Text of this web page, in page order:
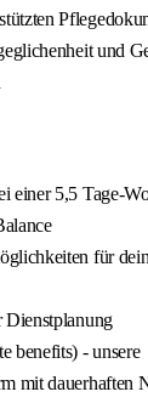
und
einer 5,5 Tage-
für
Dienstplanung
benefits) - unsere
mit dauerhaften